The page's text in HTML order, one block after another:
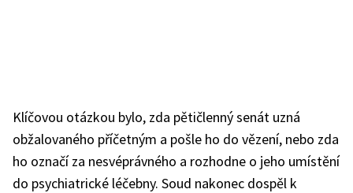
Klíčovou otázkou bylo, zda pětičlenný senát uzná
obžalovaného příčetným a pošle ho do vězení, nebo zda
ho označí za nesvéprávného a rozhodne o jeho umístění
do psychiatrické léčebny. Soud nakonec dospěl k